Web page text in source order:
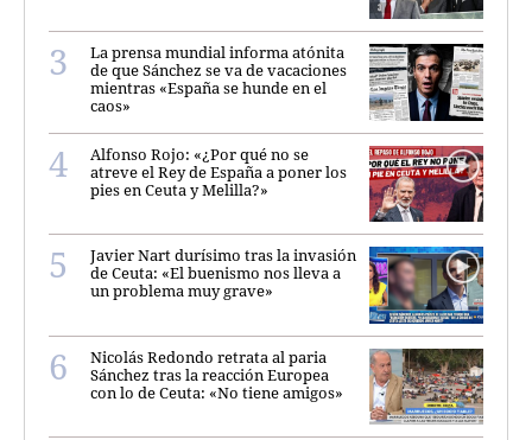
La prensa mundial informa atónita
de que Sánchez se va de vacaciones
mientras «España se hunde en el
caos»
Alfonso Rojo: «¿Por qué no se
atreve el Rey de España a poner los
pies en Ceuta y Melilla?»
Javier Nart durísimo tras la invasión
de Ceuta: «El buenismo nos lleva a
un problema muy grave»
Nicolás Redondo retrata al paria
Sánchez tras la reacción Europea
con lo de Ceuta: «No tiene amigos»